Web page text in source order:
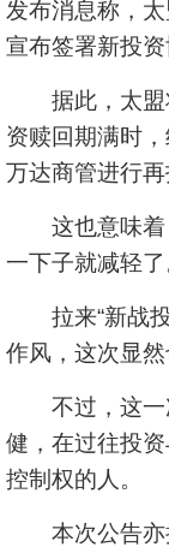
发布消息称，
宣布签署新投资
据此，太盟
资赎回期满时
万达商管进行再
这也意味着
一下子就减轻了
拉来“新战投”
作风，这次显然
不过，这一次
健，在过往投
控制权的人。
本次公告亦